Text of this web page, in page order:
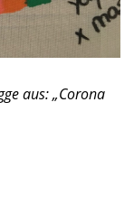
aus: „Corona